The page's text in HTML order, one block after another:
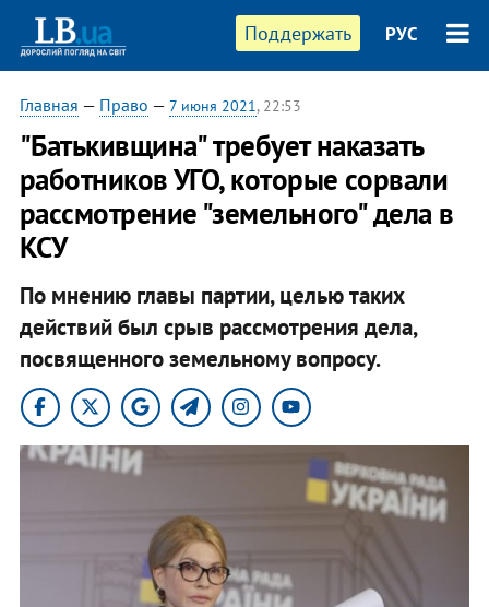
Поддержать РУС
Главная — Право — 7 июня 2021, 22:53
"Батькивщина" требует наказать
работников УГО, которые сорвали
рассмотрение "земельного" дела в
КСУ
По мнению главы партии, целью таких
действий был срыв рассмотрения дела,
посвященного земельному вопросу.